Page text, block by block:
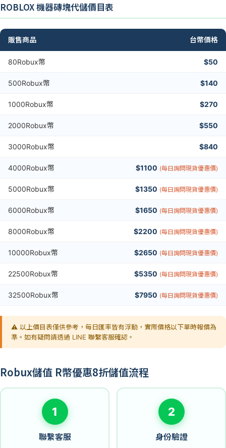
ROBLOX 機器磚塊代儲價目表
販售商品 台幣價格
80Robux幣 $50
500Robux幣 $140
1000Robux幣 $270
2000Robux幣 $550
3000Robux幣 $840
4000Robux幣 $1100 (每日詢問現貨優惠價)
5000Robux幣 $1350 (每日詢問現貨優惠價)
6000Robux幣 $1650 (每日詢問現貨優惠價)
8000Robux幣 $2200 (每日詢問現貨優惠價)
10000Robux幣 $2650 (每日詢問現貨優惠價)
22500Robux幣 $5350 (每日詢問現貨優惠價)
32500Robux幣 $7950 (每日詢問現貨優惠價)
⚠️ 以上價目表僅供參考，每日匯率皆有浮動，實際價格以下單時報價為
準。如有疑問請透過 LINE 聯繫客服確認。
Robux儲值 R幣優惠8折儲值流程
1
聯繫客服
2
身份驗證